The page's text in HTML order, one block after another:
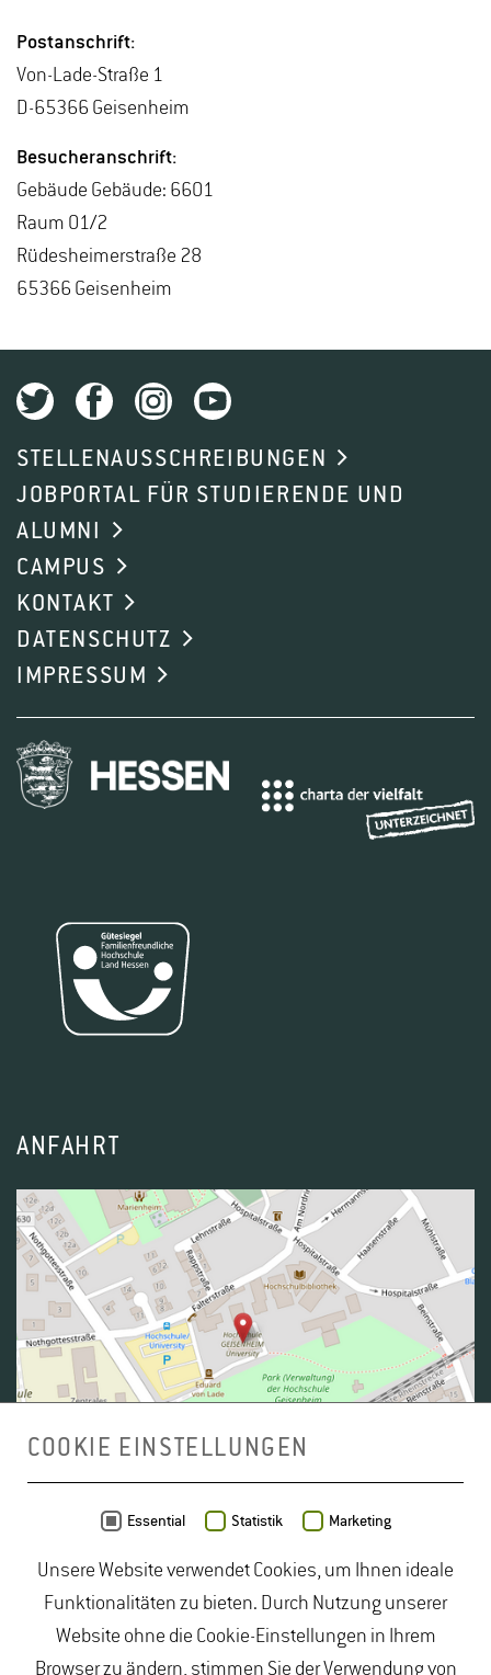
Post­an­schrift:
Von-La­de-Stra­ße 1
D-65366 Gei­sen­heim
Be­su­cher­an­schrift:
Ge­bäu­de Ge­bäu­de: 6601
Raum 01/2
Rü­des­hei­mer­stra­ße 28
65366 Gei­sen­heim
STELLENAUSSCHREIBUNGEN
JOBPORTAL FÜR STUDIERENDE UND
ALUMNI
CAMPUS
KONTAKT
DATENSCHUTZ
IMPRESSUM
ANFAHRT
OpenStreetMap- Veröffentlicht unterODbL
duales Studium Gartenbau| Gartenbau Studium|
Lebensmittelrecht Studium|Lebensmittelsicherheit
Studium| Naturschutz Studium|Oenologie
COOKIE EINSTELLUNGEN
Essential Statistik Marketing
Unsere Website verwendet Cookies, um Ihnen ideale
Funktionalitäten zu bieten. Durch Nutzung unserer
Website ohne die Cookie-Einstellungen in Ihrem
Browser zu ändern, stimmen Sie der Verwendung von